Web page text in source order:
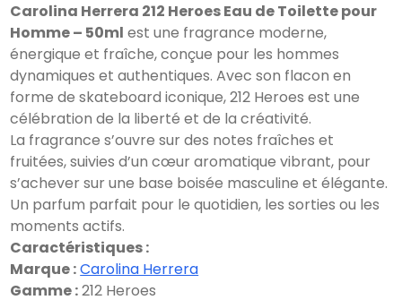
Carolina Herrera 212 Heroes Eau de Toilette pour
Homme – 50ml est une fragrance moderne,
énergique et fraîche, conçue pour les hommes
dynamiques et authentiques. Avec son flacon en
forme de skateboard iconique, 212 Heroes est une
célébration de la liberté et de la créativité.
La fragrance s’ouvre sur des notes fraîches et
fruitées, suivies d’un cœur aromatique vibrant, pour
s’achever sur une base boisée masculine et élégante.
Un parfum parfait pour le quotidien, les sorties ou les
moments actifs.
Caractéristiques :
Marque :Carolina Herrera
Gamme :212 Heroes